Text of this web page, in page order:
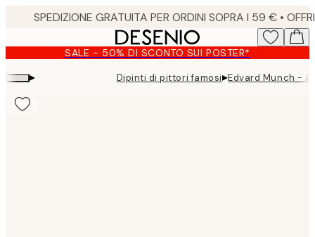
content.
SALE - 50% DI SCONTO SUI POSTER*
▸ Dipinti di pittori famosi▸Edvard Munch -